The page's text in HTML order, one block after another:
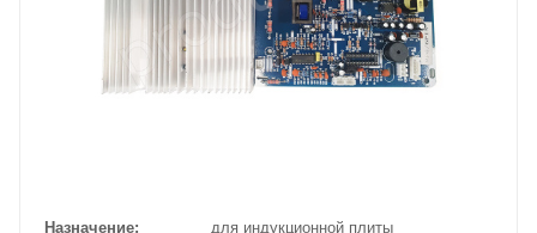
Назначение
для индукционной плиты